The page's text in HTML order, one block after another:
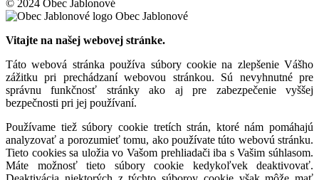
© 2024 Obec Jablonové
Obec Jablonové
Vitajte na našej webovej stránke.
Táto webová stránka používa súbory cookie na zlepšenie Vášho
zážitku pri prechádzaní webovou stránkou. Sú nevyhnutné pre
správnu funkčnosť stránky ako aj pre zabezpečenie vyššej
bezpečnosti pri jej používaní.
Používame tiež súbory cookie tretích strán, ktoré nám pomáhajú
analyzovať a porozumieť tomu, ako používate túto webovú stránku.
Tieto cookies sa uložia vo Vašom prehliadači iba s Vašim súhlasom.
Máte možnosť tieto súbory cookie kedykoľvek deaktivovať.